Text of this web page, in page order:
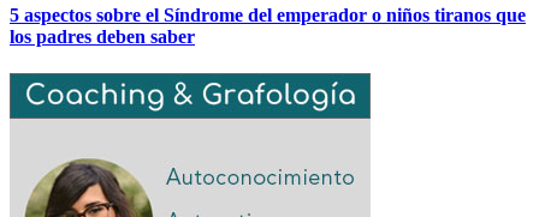
5 aspectos sobre el Síndrome del emperador o niños tiranos que
los padres deben saber